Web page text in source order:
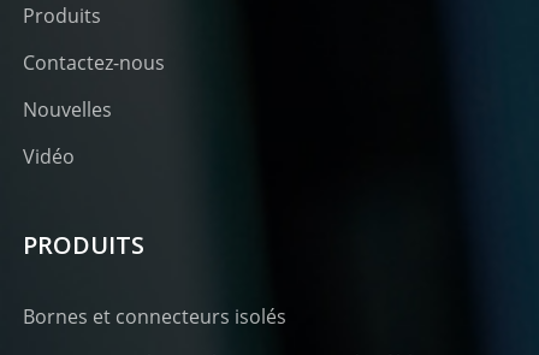
Produits
Contactez-nous
Nouvelles
Vidéo
PRODUITS
Bornes et connecteurs isolés